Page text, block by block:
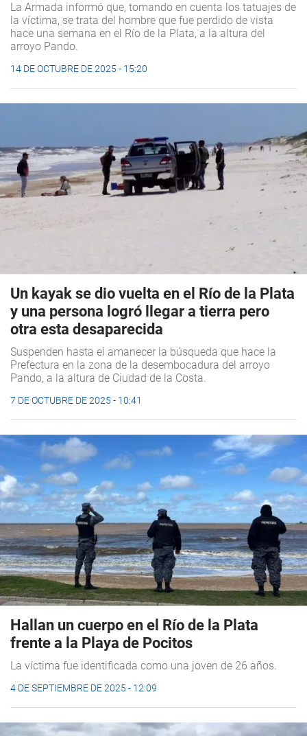
La Armada informó que, tomando en cuenta los tatuajes de
la víctima, se trata del hombre que fue perdido de vista
hace una semana en el Río de la Plata, a la altura del
arroyo Pando.
14 DE OCTUBRE DE 2025 - 15:20
Un kayak se dio vuelta en el Río de la Plata
y una persona logró llegar a tierra pero
otra esta desaparecida
Suspenden hasta el amanecer la búsqueda que hace la
Prefectura en la zona de la desembocadura del arroyo
Pando, a la altura de Ciudad de la Costa.
7 DE OCTUBRE DE 2025 - 10:41
Hallan un cuerpo en el Río de la Plata
frente a la Playa de Pocitos
La víctima fue identificada como una joven de 26 años.
4 DE SEPTIEMBRE DE 2025 - 12:09